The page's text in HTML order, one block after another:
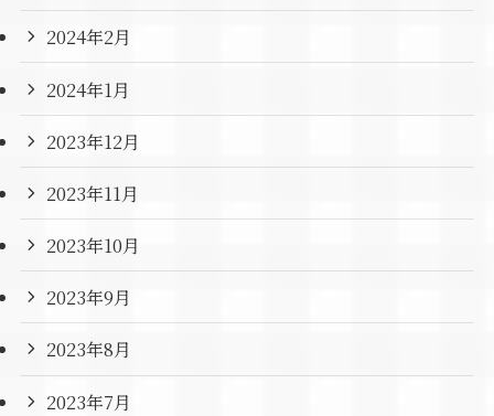
2024年2月
2024年1月
2023年12月
2023年11月
2023年10月
2023年9月
2023年8月
2023年7月